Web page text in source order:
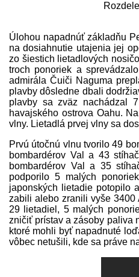
Úlohou napadnúť základňu
na dosiahnutie utajenia jej
zo šiestich lietadlových
troch ponoriek a
admirála Čuiči Naguma
plavby dôsledne dbali
plavby sa zväz nachádzal
havajského ostrova Oahu.
vlny. Lietadlá prvej vlny sa
Prvú útočnú vlnu tvorilo 49
bombardérov Val a 43
bombardérov Val a 35
podporilo 5 malých
japonských lietadie potopilo
zabili alebo zranili vyše 3400
29 lietadiel, 5 malých
zničiť prístav a zásoby paliva
ktoré mohli byť napadnuté
vôbec netušili, kde sa práve